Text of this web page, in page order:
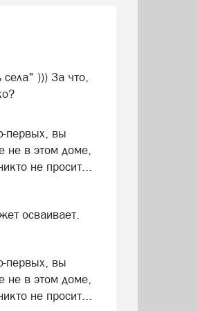
))) За что,
первых, вы
не в этом доме,
не просит...
осваивает.
первых, вы
не в этом доме,
не просит...